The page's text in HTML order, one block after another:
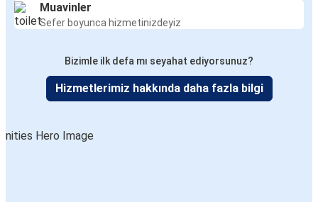
Muavinler
Sefer boyunca hizmetinizdeyiz
Bizimle ilk defa mı seyahat ediyorsunuz?
Hizmetlerimiz hakkında daha fazla bilgi